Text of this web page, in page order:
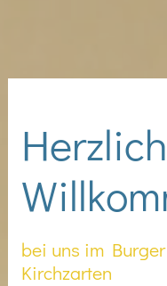
Herzlich
bei uns im
Kirchzarten